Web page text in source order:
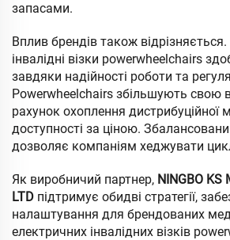
запасами.
Вплив брендів також відрізняється.
інвалідні візки powerwheelchairs
завдяки надійності роботи та
Powerwheelchairs збільшують свою
рахунок охоплення дистрибуційної
доступності за ціною.
дозволяє компаніям хеджувати
Як виробничий партнер, NINGBO KS
LTD підтримує обидві стратегії,
налаштування для брендованих
електричних інвалідних візків